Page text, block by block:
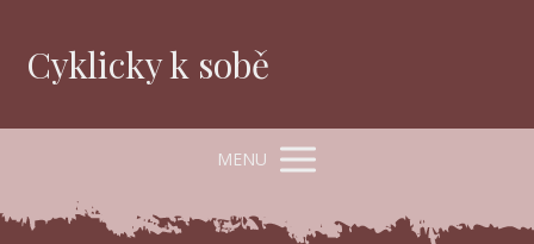
Cyklicky k sobě
MENU